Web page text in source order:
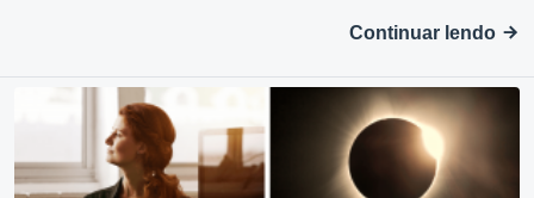
Continuar lendo